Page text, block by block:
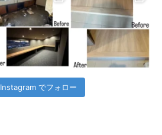
Instagram でフォロー